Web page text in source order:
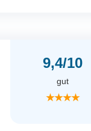
9,4/10
gut
★★★★